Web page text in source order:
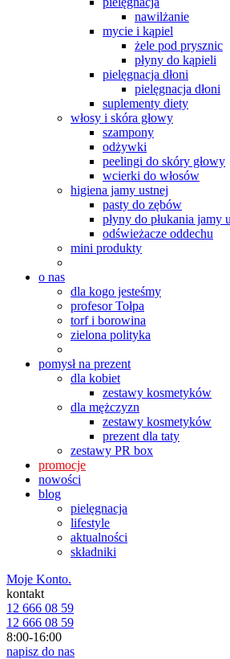
nawilżanie
mycie i kąpiel
żele pod prysznic
płyny do kąpieli
pielęgnacja dłoni
pielęgnacja dłoni
suplementy diety
włosy i skóra głowy
szampony
odżywki
peelingi do skóry głowy
wcierki do włosów
higiena jamy ustnej
pasty do zębów
płyny do płukania jamy
odświeżacze oddechu
mini produkty
o nas
dla kogo jesteśmy
profesor Tołpa
torf i borowina
zielona polityka
pomysł na prezent
dla kobiet
zestawy kosmetyków
dla mężczyzn
zestawy kosmetyków
prezent dla taty
zestawy PR box
promocje
nowości
blog
pielęgnacja
lifestyle
aktualności
składniki
Moje Konto.
kontakt
12 666 08 59
12 666 08 59
8:00-16:00
napisz do nas